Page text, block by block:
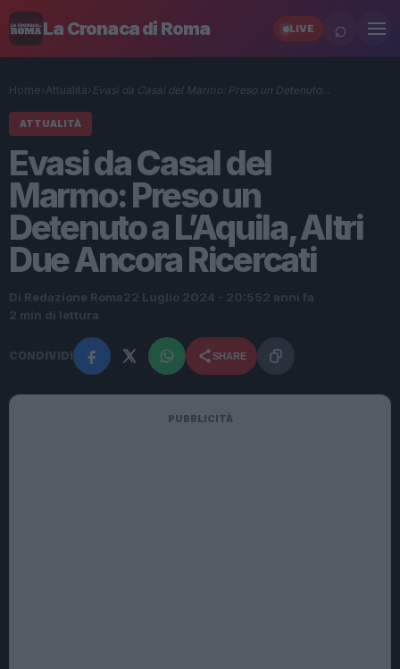
La Cronaca di Roma LIVE ⌕
Home› Attualità› Evasi da Casal del Marmo: Preso un Detenuto…
ATTUALITÀ
Evasi da Casal del
Marmo: Preso un
Detenuto a L’Aquila, Altri
Due Ancora Ricercati
Di Redazione Roma22 Luglio 2024 - 20:55 2 anni fa
2 min di lettura
CONDIVIDI SHARE
PUBBLICITÀ